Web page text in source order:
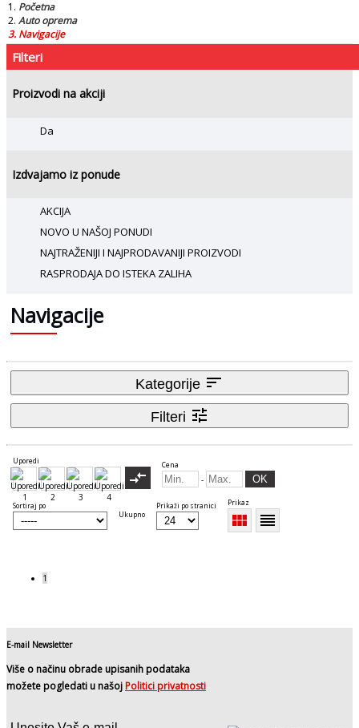
Početna
Auto oprema
Navigacije
Filteri
Proizvodi na akciji
Da
Izdvajamo iz ponude
AKCIJA
NOVO U NAŠOJ PONUDI
NAJTRAŽENIJI I NAJPRODAVANIJI PROIZVODI
RASPRODAJA DO ISTEKA ZALIHA
Navigacije
Kategorije sort
Filteri tune
Uporedi
compare_arrows
Cena
- OK
Sortiraj po
Ukupno
Prikaži po stranici Prikaz
view_module reorder
1
E-mail Newsletter
Više o načinu obrade upisanih podataka
možete pogledati u našoj Politici privatnosti